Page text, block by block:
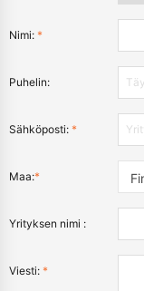
Nimi: *
Puhelin:
Sähköposti: *
Maa:*
Yrityksen nimi :
Viesti: *